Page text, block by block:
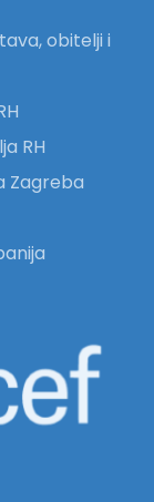
obitelji i
RH
Zagreba